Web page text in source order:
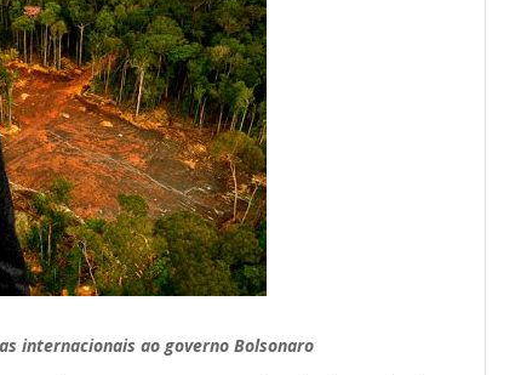
internacionais ao governo Bolsonaro